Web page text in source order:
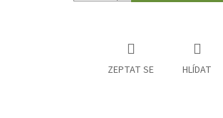
ZEPTAT SE HLÍDAT